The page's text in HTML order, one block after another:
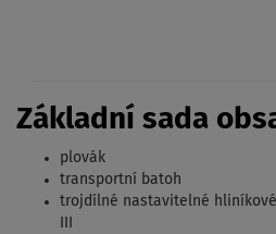
Základní sada
plovák
transportní batoh
trojdílné nastavitelné hliníkové